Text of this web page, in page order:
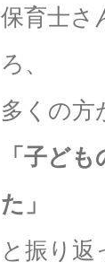
保育士さ
ろ、
多くの方
「子ど
た」
と振り返